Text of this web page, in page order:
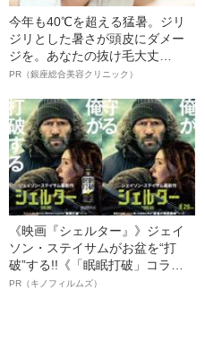
今年も40℃を超える猛暑。ジリ
ジリとした暑さが頭皮にダメー
ジを。あなたの抜け毛大丈
夫！？
PR（銀座総合美容クリニック）
《映画『シェルター』》ジェイ
ソン・ステイサムがお盆を“打
破”する!!《「眠眠打破」コラ
ボ》
PR（キノフィルムズ）